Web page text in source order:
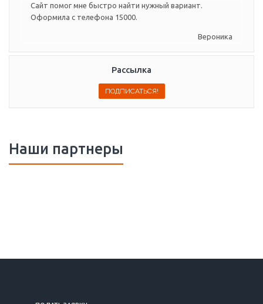
Сайт помог мне быстро найти нужный вариант.
Оформила с телефона 15000.
Вероника
Рассылка
Наши партнеры